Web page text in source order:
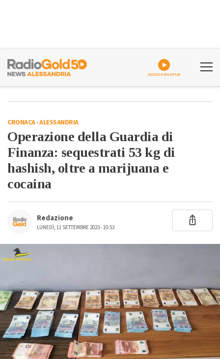
ASCOLTA GOLDPLAY
CRONACA-ALESSANDRIA
Operazione della Guardia di
Finanza: sequestrati 53 kg di
hashish, oltre a marijuana e
cocaina
Redazione
LUNEDÌ, 11 SETTEMBRE 2023 - 10:53